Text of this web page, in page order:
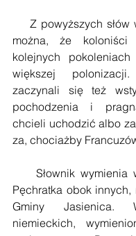
Z powyższych słów
można, że koloniści
kolejnych
większej
zaczynali się też
pochodzenia i
chcieli uchodzić albo
za, chociażby
Słownik wymienia
Pęchratka obok
Gminy Jasienica.
niemieckich,